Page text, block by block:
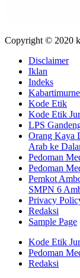
Copyright © 2020
Disclaimer
Iklan
Indeks
Kode Etik
Kode Etik
LPS
Orang Kaya
Arab ke
Pedoman
Pedoman
Pemkot
SMPN 6
Privacy
Redaksi
Sample Page
Kode Etik
Pedoman
Redaksi